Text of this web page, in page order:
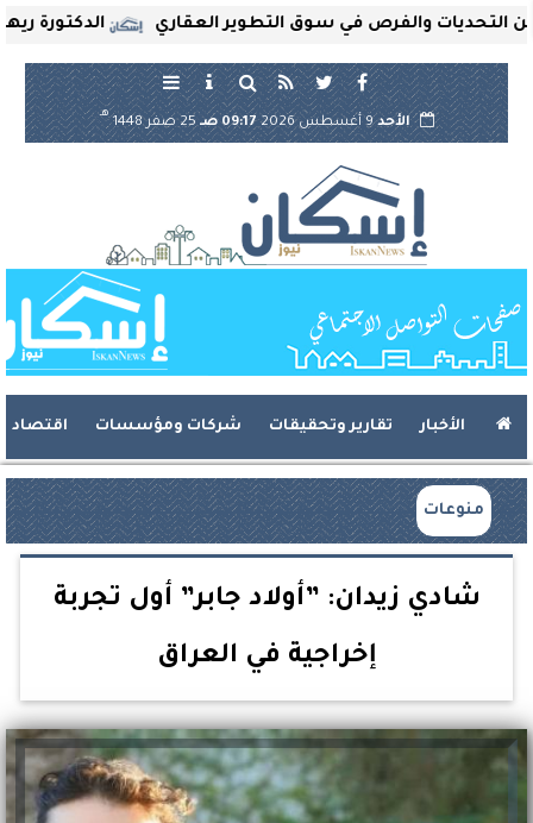
الدكتورة ريهام والفرص في سوق التطوير العقاري
الأحد9 أغسطس 2026 09:17 صـ 25 صفر 1448
هـ
الأخبار تقارير وتحقيقات شركات ومؤسسات اقتصاد
منوعات
شادي زيدان: ”أولاد جابر” أول تجربة
إخراجية في العراق